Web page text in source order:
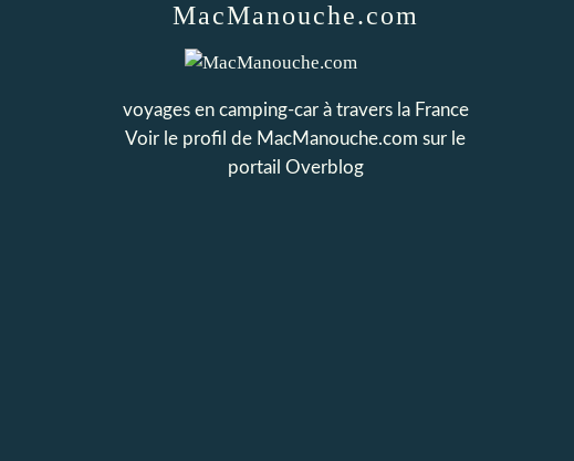
MacManouche.com
voyages en camping-car à travers la France
Voir le profil de MacManouche.com sur le
portail Overblog